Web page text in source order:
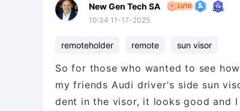
New Gen Tech SA
10:34 11-17-2025
remoteholder remote sun visor
So for those who wanted to see
my friends Audi driver's side sun
dent in the visor, it looks good and